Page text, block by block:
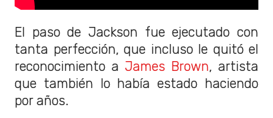
El paso de Jackson fue ejecutado con
tanta perfección, que incluso le quitó el
reconocimiento a James Brown, artista
que también lo había estado haciendo
por años.